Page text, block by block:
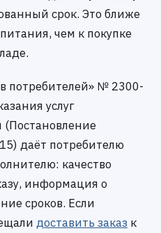
срок. Это ближе
чем к покупке
потребителей» № 2300-
услуг
даёт потребителю
качество
информация о
сроков. Если
доставить заказ к